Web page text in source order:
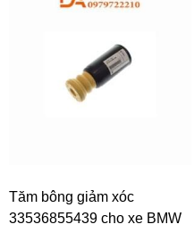
Tăm bông giảm xóc
33536855439 cho xe BMW